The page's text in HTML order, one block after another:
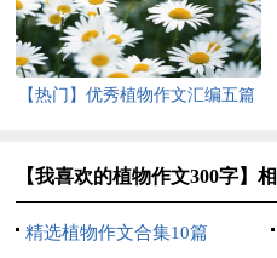
【热门】优秀植物作文汇编五篇
【我喜欢的植物作文300字】
精选植物作文合集10篇